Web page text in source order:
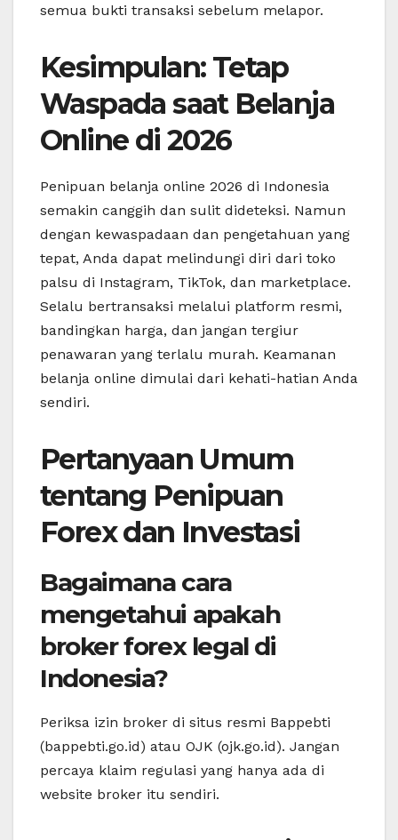
semua bukti transaksi sebelum melapor.
Kesimpulan: Tetap
Waspada saat Belanja
Online di 2026
Penipuan belanja online 2026 di Indonesia
semakin canggih dan sulit dideteksi. Namun
dengan kewaspadaan dan pengetahuan yang
tepat, Anda dapat melindungi diri dari toko
palsu di Instagram, TikTok, dan marketplace.
Selalu bertransaksi melalui platform resmi,
bandingkan harga, dan jangan tergiur
penawaran yang terlalu murah. Keamanan
belanja online dimulai dari kehati-hatian Anda
sendiri.
Pertanyaan Umum
tentang Penipuan
Forex dan Investasi
Bagaimana cara
mengetahui apakah
broker forex legal di
Indonesia?
Periksa izin broker di situs resmi Bappebti
(bappebti.go.id) atau OJK (ojk.go.id). Jangan
percaya klaim regulasi yang hanya ada di
website broker itu sendiri.